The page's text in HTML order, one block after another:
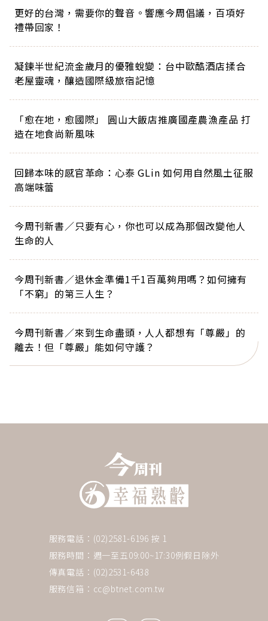
更好的台灣，需要你的聲音。響應今周倡議，百項好
禮帶回家！
凝鍊半世紀流金歲月的優雅蛻變：台中歐酷酒店揉合
老屋靈魂，釀造國際級旅宿記憶
「愈在地，愈國際」 圓山大飯店推廣國產農漁產品 打
造在地食尚新風味
回歸本味的感官革命：心泰 GLin 如何用自然風土征服
高端味蕾
今周刊新書／只要有心，你也可以成為那個改變他人
生命的人
今周刊新書／退休金準備1千1百萬夠用嗎？如何擁有
「不窮」的第三人生？
今周刊新書／來到生命盡頭，人人都想有「尊嚴」的
離去！但「尊嚴」能如何守護？
服務電話：(02)2581-6196 按 1
服務時間：週一至五09:00~17:30例假日除外
傳真電話：(02)2531-6438
服務信箱： cc@btnet.com.tw